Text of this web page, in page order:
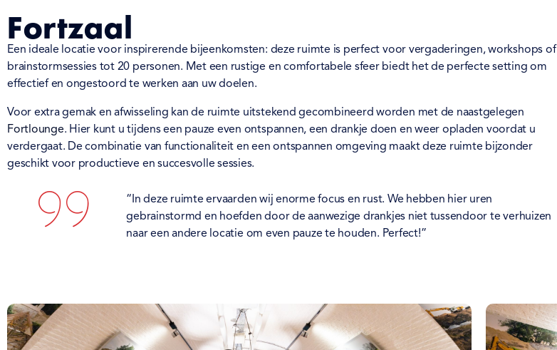
Fortzaal
Een ideale locatie voor inspirerende bijeenkomsten: deze ruimte is perfect voor vergaderingen, workshops of
brainstormsessies tot 20 personen. Met een rustige en comfortabele sfeer biedt het de perfecte setting om
effectief en ongestoord te werken aan uw doelen.
Voor extra gemak en afwisseling kan de ruimte uitstekend gecombineerd worden met de naastgelegen
Fortlounge. Hier kunt u tijdens een pauze even ontspannen, een drankje doen en weer opladen voordat u
verdergaat. De combinatie van functionaliteit en een ontspannen omgeving maakt deze ruimte bijzonder
geschikt voor productieve en succesvolle sessies.
“In deze ruimte ervaarden wij enorme focus en rust. We hebben hier uren
gebrainstormd en hoefden door de aanwezige drankjes niet tussendoor te verhuizen
naar een andere locatie om even pauze te houden. Perfect!”